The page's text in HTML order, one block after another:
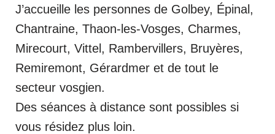
J’accueille les personnes de Golbey, Épinal,
Chantraine, Thaon-les-Vosges, Charmes,
Mirecourt, Vittel, Rambervillers, Bruyères,
Remiremont, Gérardmer et de tout le
secteur vosgien.
Des séances à distance sont possibles si
vous résidez plus loin.